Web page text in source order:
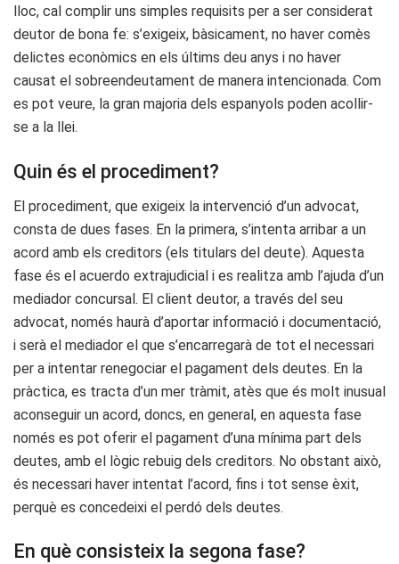
lloc, cal complir uns simples requisits per a ser considerat
deutor de bona fe: s’exigeix, bàsicament, no haver comès
delictes econòmics en els últims deu anys i no haver
causat el sobreendeutament de manera intencionada. Com
es pot veure, la gran majoria dels espanyols poden acollir-
se a la llei.
Quin és el procediment?
El procediment, que exigeix la intervenció d’un advocat,
consta de dues fases. En la primera, s’intenta arribar a un
acord amb els creditors (els titulars del deute). Aquesta
fase és el acuerdo extrajudicial i es realitza amb l’ajuda d’un
mediador concursal. El client deutor, a través del seu
advocat, només haurà d’aportar informació i documentació,
i serà el mediador el que s’encarregarà de tot el necessari
per a intentar renegociar el pagament dels deutes. En la
pràctica, es tracta d’un mer tràmit, atès que és molt inusual
aconseguir un acord, doncs, en general, en aquesta fase
només es pot oferir el pagament d’una mínima part dels
deutes, amb el lògic rebuig dels creditors. No obstant això,
és necessari haver intentat l’acord, fins i tot sense èxit,
perquè es concedeixi el perdó dels deutes.
En què consisteix la segona fase?